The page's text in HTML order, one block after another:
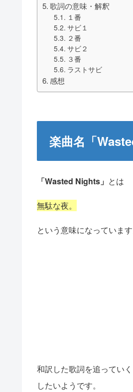
歌詞の意味・解釈
１番
サビ１
２番
サビ２
３番
ラストサビ
感想
楽曲名「
「Wasted Nights」 とは
無駄な夜。
という意味になっています
和訳した歌詞を追ってい
したいようです。